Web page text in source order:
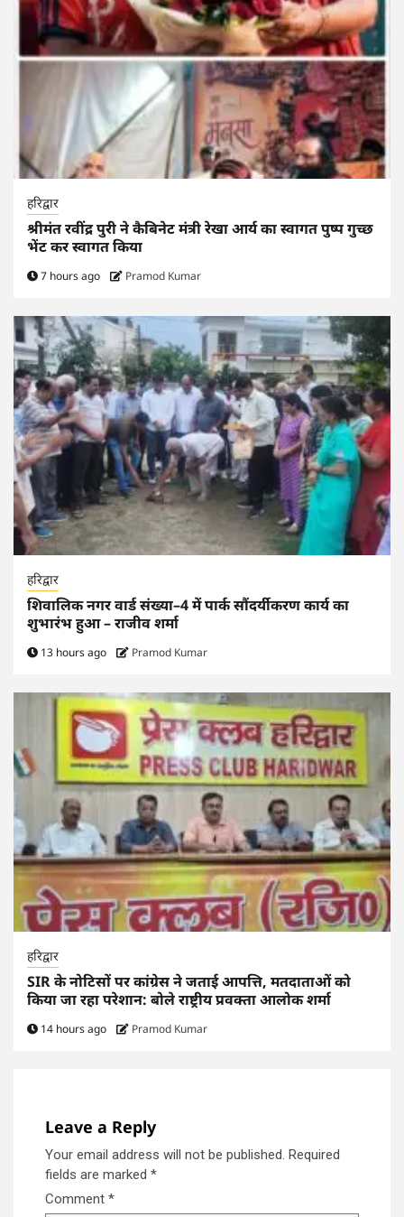
हरिद्वार
श्रीमंत रवींद्र पुरी ने कैबिनेट मंत्री रेखा आर्य का स्वागत पुष्प गुच्छ
भेंट कर स्वागत किया
7 hours ago Pramod Kumar
हरिद्वार
शिवालिक नगर वार्ड संख्या–4 में पार्क सौंदर्यीकरण कार्य का
शुभारंभ हुआ – राजीव शर्मा
13 hours ago Pramod Kumar
हरिद्वार
SIR के नोटिसों पर कांग्रेस ने जताई आपत्ति, मतदाताओं को
किया जा रहा परेशान: बोले राष्ट्रीय प्रवक्ता आलोक शर्मा
14 hours ago Pramod Kumar
Leave a Reply
Your email address will not be published. Required
fields are marked *
Comment *